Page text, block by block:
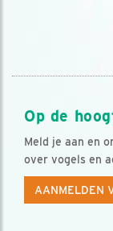
Op de
Meld je aan en
over vogels en
AANMELDEN